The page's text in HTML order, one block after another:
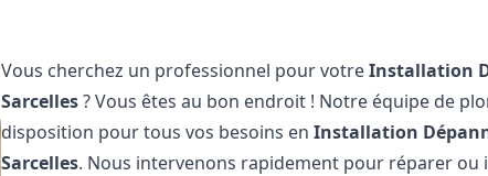
Vous cherchez un professionnel pour votreInstallation
Sarcelles? Vous êtes au bon endroit ! Notre équipe de
disposition pour tous vos besoins enInstallation
Sarcelles. Nous intervenons rapidement pour réparer